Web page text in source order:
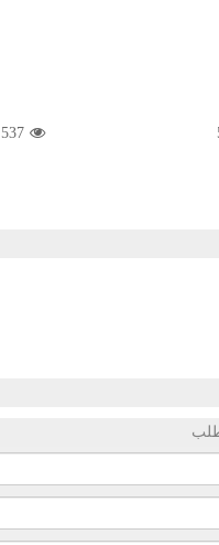
537